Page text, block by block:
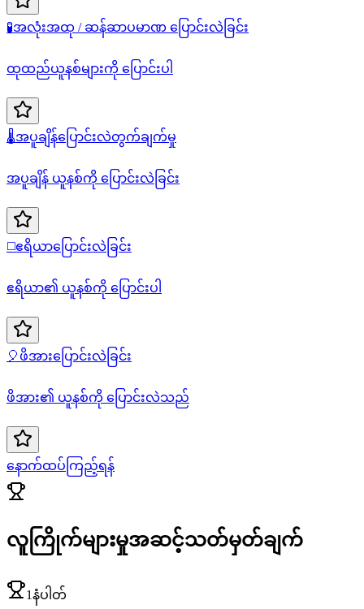
🧪အလုံးအထု / ဆန်ဆာပမာဏ ပြောင်းလဲခြင်း
ထုထည်ယူနစ်များကို ပြောင်းပါ
🌡️အပူချိန်ပြောင်းလဲတွက်ချက်မှု
အပူချိန် ယူနစ်ကို ပြောင်းလဲခြင်း
◻️ဧရိယာပြောင်းလဲခြင်း
ဧရိယာ၏ ယူနစ်ကို ပြောင်းပါ
🎈 ဖိအားပြောင်းလဲခြင်း
ဖိအား၏ ယူနစ်ကို ပြောင်းလဲသည်
နောက်ထပ်ကြည့်ရန်
လူကြိုက်များမှုအဆင့်သတ်မှတ်ချက်
1နံပါတ်